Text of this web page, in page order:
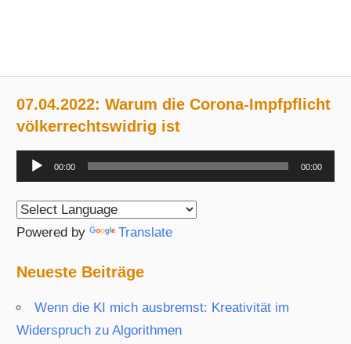
07.04.2022: Warum die Corona-Impfpflicht
völkerrechtswidrig ist
Audio-
Player
00:00 00:00
Powered by Translate
Neueste Beiträge
Wenn die KI mich ausbremst: Kreativität im
Widerspruch zu Algorithmen